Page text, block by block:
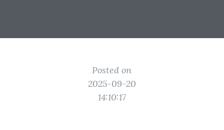
Posted on
2025-09-20
14:10:17